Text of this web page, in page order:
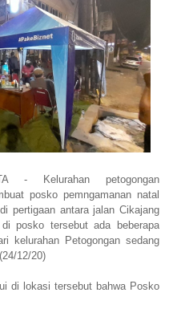
- Kelurahan petogongan
posko pemngamanan natal
pertigaan antara jalan Cikajang
posko tersebut ada beberapa
kelurahan Petogongan sedang
12/20)
di lokasi tersebut bahwa Posko